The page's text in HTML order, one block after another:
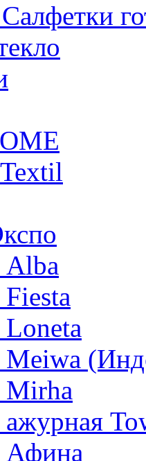
Alba
Fiesta
Loneta
Meiwa
Mirha
ажурная
Афина